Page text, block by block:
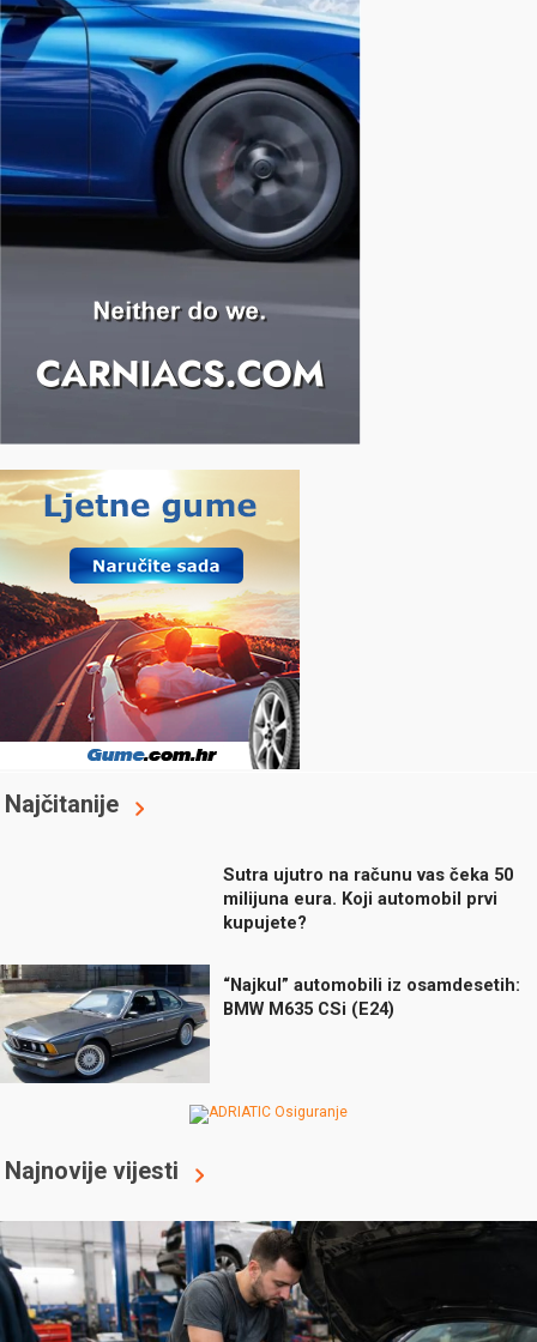
Najčitanije
Sutra ujutro na računu vas čeka 50
milijuna eura. Koji automobil prvi
kupujete?
“Najkul” automobili iz osamdesetih:
BMW M635 CSi (E24)
Najnovije vijesti